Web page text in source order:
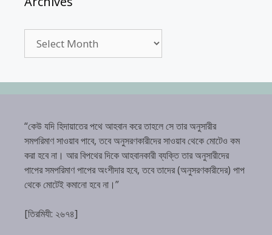
“কেউ যদি হিদায়াতের পথে আহবান করে তাহলে সে তার অনুসারীর
সমপরিমাণ সাওয়াব পাবে, তবে অনুসরণকারীদের সাওয়াব থেকে মোটেও কম
করা হবে না। আর বিপথের দিকে আহবানকারী ব্যক্তি তার অনুসারীদের
পাপের সমপরিমাণ পাপের অংশীদার হবে, তবে তাদের (অনুসরণকারীদের) পাপ
থেকে মোটেই কমানো হবে না।”
[তিরমিযী: ২৬৭৪]